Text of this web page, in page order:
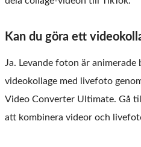
Kan du göra ett
Ja. Levande foton är animerade
videokollage med livefoto
Video Converter Ultimate. Gå
att kombinera videor och